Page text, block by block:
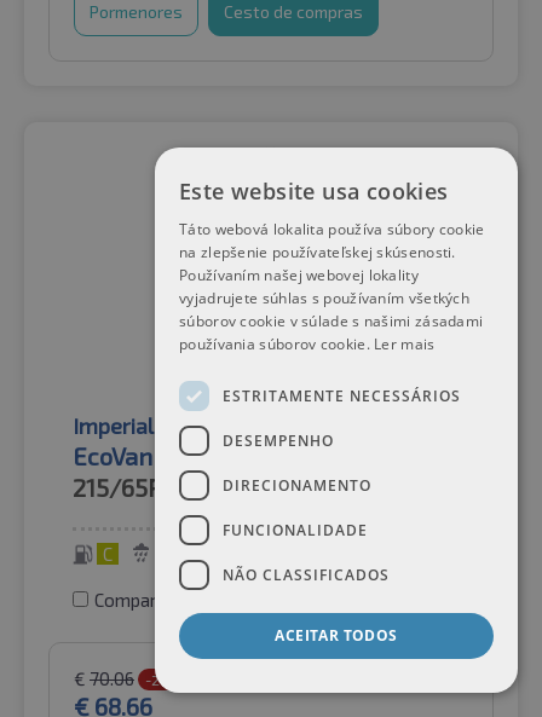
Pormenores Cesto de compras
Imperial Pneus de verão
EcoVan 3 RF19
215/65R15C
104/102T
C
Comparar pneus
€ 70.06 -2%
€ 68.66
Este website usa cookies
Táto webová lokalita používa súbory cookie
na zlepšenie používateľskej skúsenosti.
Používaním našej webovej lokality
vyjadrujete súhlas s používaním všetkých
súborov cookie v súlade s našimi zásadami
používania súborov cookie. Ler mais
ESTRITAMENTE NECESSÁRIOS
DESEMPENHO
DIRECIONAMENTO
FUNCIONALIDADE
NÃO CLASSIFICADOS
ACEITAR TODOS